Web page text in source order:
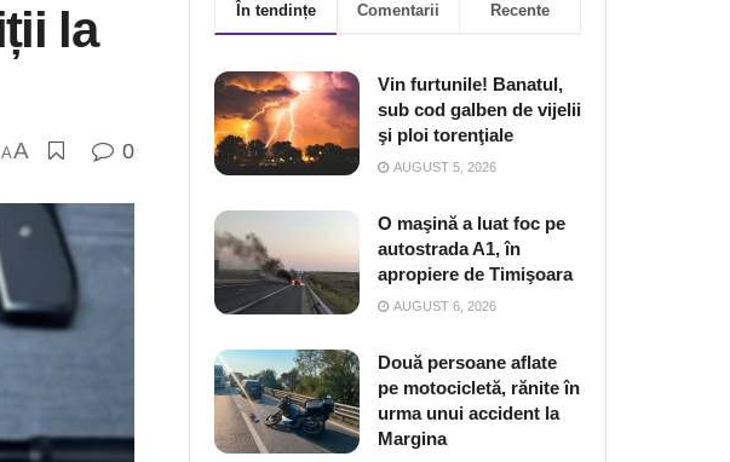
la
AA 0
În tendințe Comentarii Recente
Vin furtunile! Banatul,
sub cod galben de vijelii
şi ploi torenţiale
AUGUST 5, 2026
O maşină a luat foc pe
autostrada A1, în
apropiere de Timişoara
AUGUST 6, 2026
Două persoane aflate
pe motocicletă, rănite în
urma unui accident la
Margina